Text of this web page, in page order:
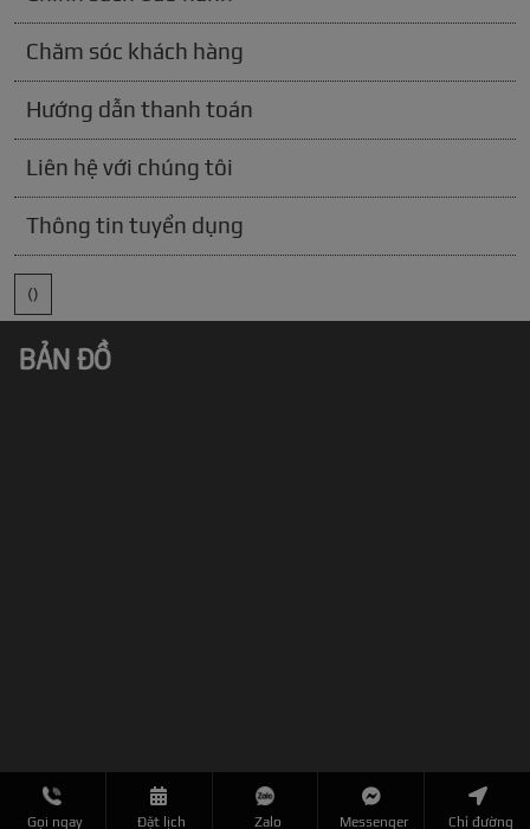
Chăm sóc khách hàng
Hướng dẫn thanh toán
Liên hệ với chúng tôi
Thông tin tuyển dụng
()
BẢN ĐỒ
Gọi ngay Đặt lịch Zalo Messenger Chỉ đường